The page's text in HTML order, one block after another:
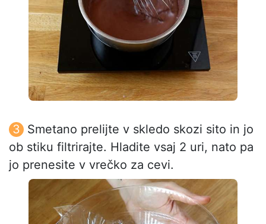
Smetano prelijte v skledo skozi sito in jo
ob stiku filtrirajte. Hladite vsaj 2 uri, nato pa
jo prenesite v vrečko za cevi.